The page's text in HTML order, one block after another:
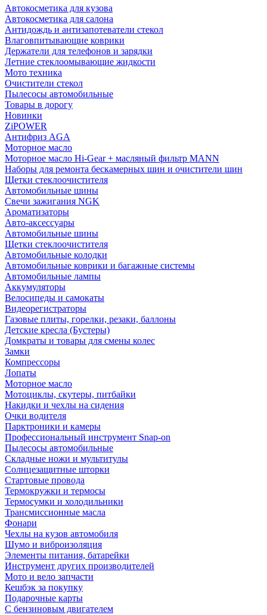
Автокосметика для кузова
Автокосметика для салона
Антидождь и антизапотеватели стекол
Влаговпитывающие коврики
Держатели для телефонов и зарядки
Летние стеклоомывающие жидкости
Мото техника
Очистители стекол
Пылесосы автомобильные
Товары в дорогу
Новинки
ZiPOWER
Антифриз AGA
Моторное масло
Моторное масло Hi-Gear + масляный фильтр MANN
Наборы для ремонта бескамерных шин и очистители шин
Щетки стеклоочистителя
Автомобильные шины
Свечи зажигания NGK
Ароматизаторы
Авто-аксессуары
Автомобильные шины
Щетки стеклоочистителя
Автомобильные колодки
Автомобильные коврики и багажные системы
Автомобильные лампы
Аккумуляторы
Велосипеды и самокаты
Видеорегистраторы
Газовые плиты, горелки, резаки, баллоны
Детские кресла (Бустеры)
Домкраты и товары для смены колес
Замки
Компрессоры
Лопаты
Моторное масло
Мотоциклы, скутеры, питбайки
Накидки и чехлы на сидения
Очки водителя
Парктроники и камеры
Профессиональный инструмент Snap-on
Пылесосы автомобильные
Складные ножи и мультитулы
Солнцезащитные шторки
Стартовые провода
Термокружки и термосы
Термосумки и холодильники
Трансмиссионные масла
Фонари
Чехлы на кузов автомобиля
Шумо и виброизоляция
Элементы питания, батарейки
Инструмент других производителей
Мото и вело запчасти
Кешбэк за покупку
Подарочные карты
С бензиновым двигателем